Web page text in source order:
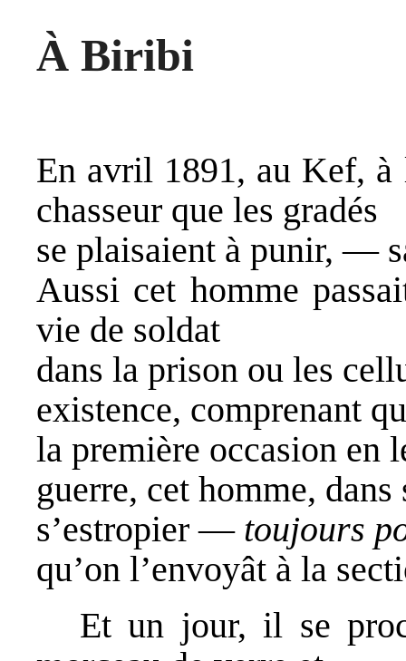
À Biribi
En avril 1891, au Kef, à
chasseur que les gradés
se plaisaient à punir, —
Aussi cet homme
vie de soldat
dans la prison ou les
existence, comprenant
la première occasion en
guerre, cet homme,
s’estropier — toujours
qu’on l’envoyât à la
Et un jour, il se